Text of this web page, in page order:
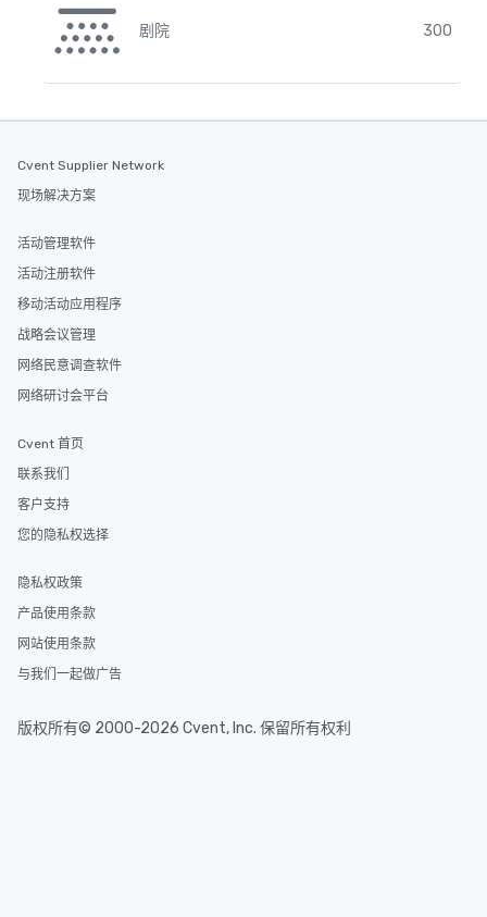
剧院 300
Cvent Supplier Network
现场解决方案
活动管理软件
活动注册软件
移动活动应用程序
战略会议管理
网络民意调查软件
网络研讨会平台
Cvent 首页
联系我们
客户支持
您的隐私权选择
隐私权政策
产品使用条款
网站使用条款
与我们一起做广告
版权所有© 2000-2026 Cvent, Inc. 保留所有权利